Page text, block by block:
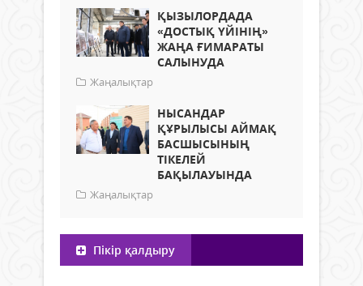
ҚЫЗЫЛОРДАДА
«ДОСТЫҚ ҮЙІНІҢ»
ЖАҢА ҒИМАРАТЫ
САЛЫНУДА
Жаңалықтар
НЫСАНДАР
ҚҰРЫЛЫСЫ АЙМАҚ
БАСШЫСЫНЫҢ
ТІКЕЛЕЙ
БАҚЫЛАУЫНДА
Жаңалықтар
Пікір қалдыру